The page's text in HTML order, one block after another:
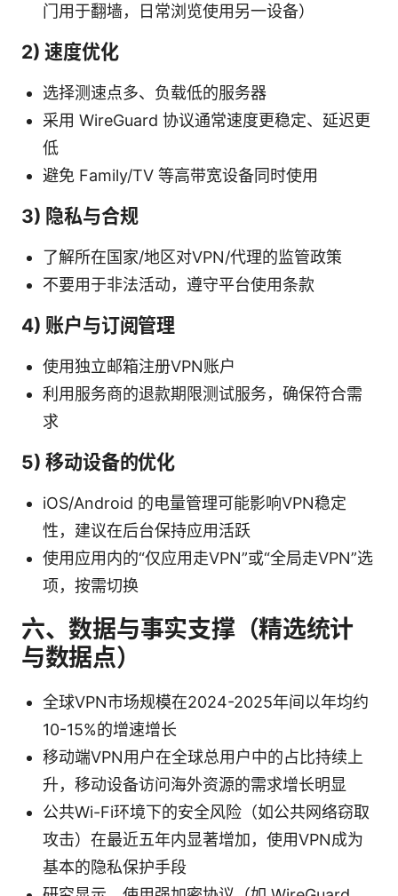
门用于翻墙，日常浏览使用另一设备）
2) 速度优化
选择测速点多、负载低的服务器
采用 WireGuard 协议通常速度更稳定、延迟更
低
避免 Family/TV 等高带宽设备同时使用
3) 隐私与合规
了解所在国家/地区对VPN/代理的监管政策
不要用于非法活动，遵守平台使用条款
4) 账户与订阅管理
使用独立邮箱注册VPN账户
利用服务商的退款期限测试服务，确保符合需
求
5) 移动设备的优化
iOS/Android 的电量管理可能影响VPN稳定
性，建议在后台保持应用活跃
使用应用内的“仅应用走VPN”或“全局走VPN”选
项，按需切换
六、数据与事实支撑（精选统计
与数据点）
全球VPN市场规模在2024-2025年间以年均约
10-15%的增速增长
移动端VPN用户在全球总用户中的占比持续上
升，移动设备访问海外资源的需求增长明显
公共Wi-Fi环境下的安全风险（如公共网络窃取
攻击）在最近五年内显著增加，使用VPN成为
基本的隐私保护手段